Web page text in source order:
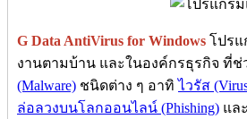
G Data AntiVirus for Windows โปรแ
งานตามบ้าน และในองค์กรธุรกิจ ที่ช่
(Malware) ชนิดต่าง ๆ อาทิไวรัส
ล่อลวงบนโลกออนไลน์ (Phishing) แล